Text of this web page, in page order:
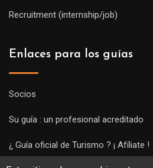
Recruitment (internship/job)
Enlaces para los guías
Socios
Su guía : un profesional acreditado
¿ Guía oficial de Turismo ? ¡ Afíliate !